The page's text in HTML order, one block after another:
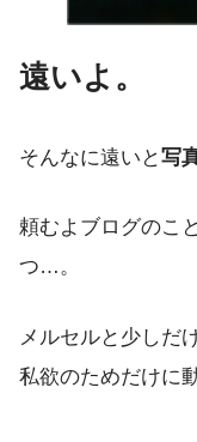
遠いよ。
そんなに遠いと写
頼むよブログのこ
つ…。
メルセルと少しだ
私欲のためだけに